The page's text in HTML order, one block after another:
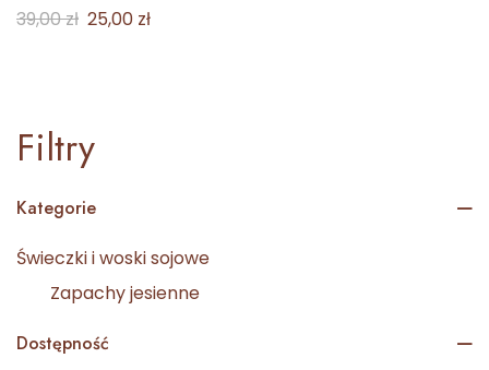
Filtry
Kategorie
Świeczki i woski sojowe
Zapachy jesienne
Dostępność
39,00zł 25,00 zł